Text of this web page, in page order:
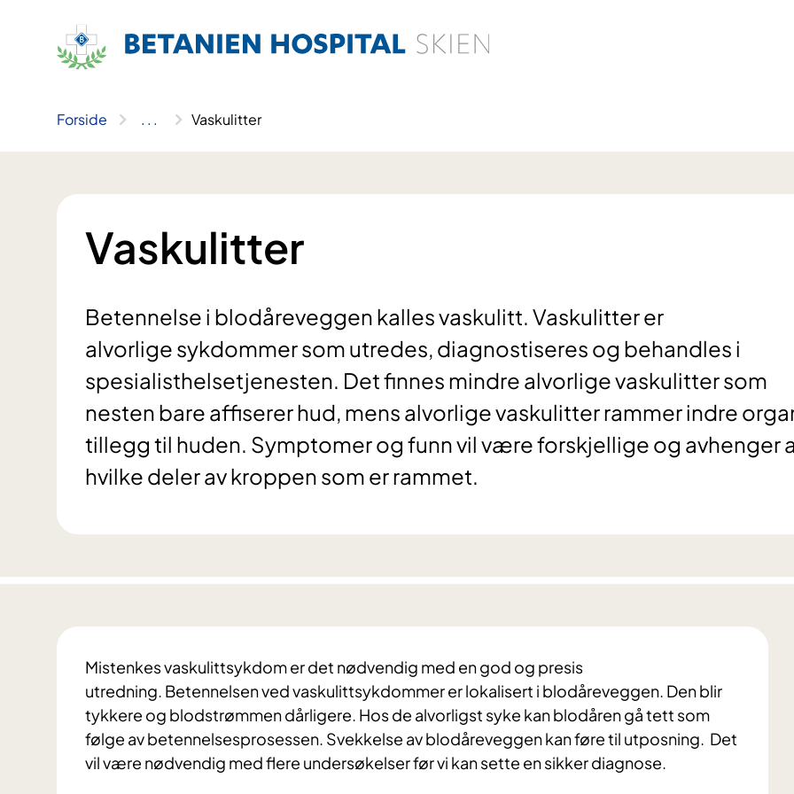
Forside .. . Vaskulitter
Vaskulitter
Betennelse i blodåreveggen kalles vaskulitt. Vaskulitter er
alvorlige sykdommer som utredes, diagnostiseres og behandles i
spesialisthelsetjenesten. Det finnes mindre alvorlige vaskulitter som
nesten bare affiserer hud, mens alvorlige vaskulitter rammer indre
tillegg til huden. Symptomer og funn vil være forskjellige og avhenger
hvilke deler av kroppen som er rammet.
Mistenkes vaskulittsykdom er det nødvendig med en god og presis
utredning. Betennelsen ved vaskulittsykdommer er lokalisert i blodåreveggen. Den blir
tykkere og blodstrømmen dårligere. Hos de alvorligst syke kan blodåren gå tett som
følge av betennelsesprosessen. Svekkelse av blodåreveggen kan føre til utposning. Det
vil være nødvendig med flere undersøkelser før vi kan sette en sikker diagnose.